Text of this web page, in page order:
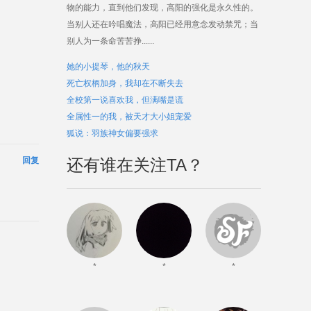
回复
物的能力，直到他们发现，高阳的强化是永久性的。
当别人还在吟唱魔法，高阳已经用意念发动禁咒；当
别人为一条命苦苦挣......
她的小提琴，他的秋天
死亡权柄加身，我却在不断失去
全校第一说喜欢我，但满嘴是谎
全属性一的我，被天才大小姐宠爱
狐说：羽族神女偏要强求
还有谁在关注TA？
* * *